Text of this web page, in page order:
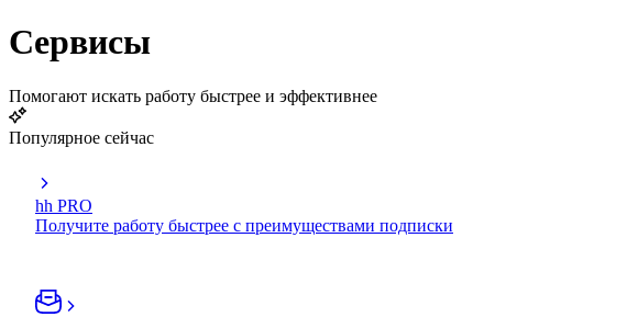
Сервисы
Помогают искать работу быстрее и эффективнее
Популярное сейчас
hh PRO
Получите работу быстрее с преимуществами подписки